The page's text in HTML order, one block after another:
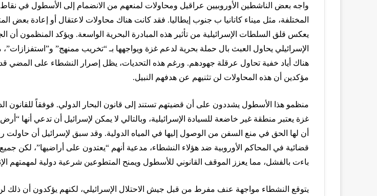
واجه بعض الناشطين الأوروبيين عراقيل ومحاولات لمنعهم من الانضمام إلى الأسطول في نقاط
المختلفة، مثل ميناء كاتانيا ب جنوب إيطاليا. فقد كانت هناك محاولات لاعتقال أو إعادة بعض
يعكس قلق السلطات الإسرائيلية من تأثير هذه المبادرة البحرية الواسعة. ويؤكد المنظمون أن
الإسرائيلي يحاول العبث بال حملة بحرية لدعم غزة ويواجهها بـ “تخريب ممنهج”
هناك أياد خفية تحاول عرقلة جهودهم. ورغم هذه التحديات، يظل إصرار النشطاء على المضي
مؤكدين أن هذه المحاولات لن تثنيهم عن هدفهم النبيل.
منظمو هذا الأسطول يشددون على أن قضيتهم تستند إلى قانون البحار الدولي. فوفقاً للقانون
غزة يعتبر منطقة غير خاضعة للسيادة الإسرائيلية، وبالتالي لا يمكن لإسرائيل أن تدعي أنها “أرض
أن لها الحق في منع السفن من الوصول إليها في المياه الدولية. وقد سبق لإسرائيل أن حاولت
قضائية في المحاكم الأوروبية ضد هؤلاء النشطاء، مدعية أنهم “يعتدون على أراضيها”، لكن
باءت بالفشل، مما يعزز الموقف القانوني للأسطول ويمنح المتطوعين شرعية دولية لمهمتهم
يتوقع النشطاء مواجهة عنف مفرط من قبل جيش الاحتلال الإسرائيلي، لكنهم يؤكدون أن ذلك